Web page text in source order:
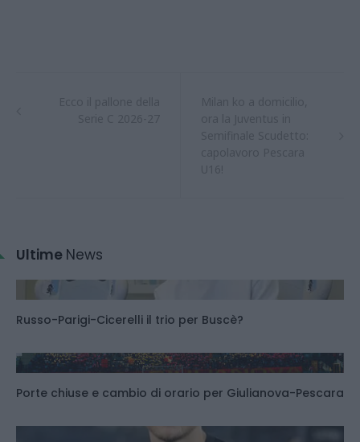
Ultime News
Russo-Parigi-Cicerelli il trio per Buscè?
Porte chiuse e cambio di orario per Giulianova-Pescara